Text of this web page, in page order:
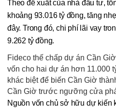
Theo đề xuất của nhà đầu tư,
khoảng 93.016 tỷ đồng, tăng
đây. Trong đó, chi phí lãi vay
9.262 tỷ đồng.
Fideco thế chấp dự án Cần
vốn cho hai dự án hơn 11.000
khác biệt để biến Cần Giờ
Cần Giờ trước ngưỡng cửa
Nguồn vốn chủ sở hữu dự kiến